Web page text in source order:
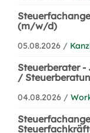
(m/w/d)
05.08.2026 /
Steuerberater -
/
04.08.2026 /